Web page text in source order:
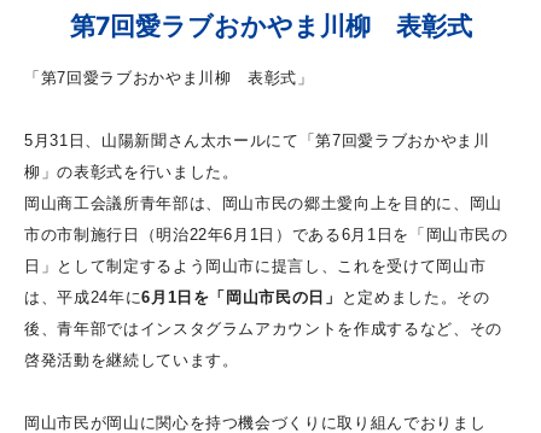
第7回愛ラブおかやま川柳 表彰式
「第7回愛ラブおかやま川柳 表彰式」
5月31日、山陽新聞さん太ホールにて「第7回愛ラブおかやま川
柳」の表彰式を行いました。
岡山商工会議所青年部は、岡山市民の郷土愛向上を目的に、岡山
市の市制施行日（明治22年6月1日）である6月1日を「岡山市民の
日」として制定するよう岡山市に提言し、これを受けて岡山市
は、平成24年に6月1日を「岡山市民の日」
と定めました。その
後、青年部ではインスタグラムアカウントを作成するなど、その
啓発活動を継続しています。
岡山市民が岡山に関心を持つ機会づくりに取り組んでおりまし